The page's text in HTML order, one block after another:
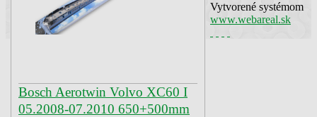
Bosch Aerotwin Volvo XC60 I
05.2008-07.2010 650+500mm
Vytvorené systémom
www.webareal.sk